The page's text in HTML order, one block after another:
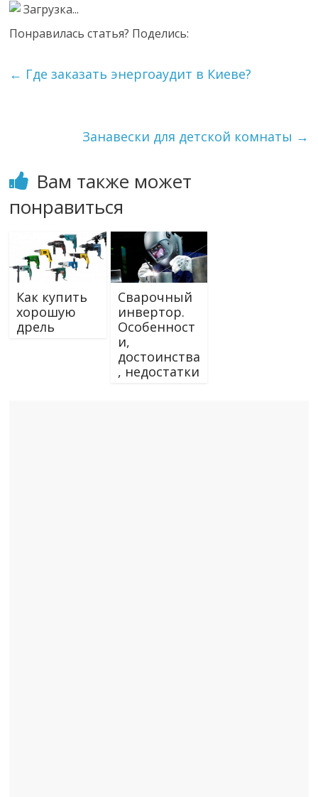
Загрузка...
Понравилась статья? Поделись:
← Где заказать энергоаудит в Киеве?
Занавески для детской комнаты →
Вам также может
понравиться
Как купить
хорошую
дрель
Сварочный
инвертор.
Особенност
и,
достоинства
, недостатки